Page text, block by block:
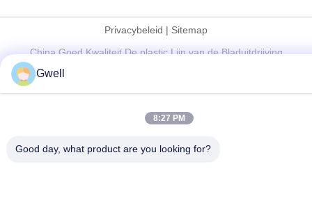
Privacybeleid | Sitemap
China Goed Kwaliteit De plastic Lijn van de Bladuitdrijving
Auteursrecht © 2021-2026 China Gwell Co., Ltd . Allen
Gwell
8:27 PM
Good day, what product are you looking for?